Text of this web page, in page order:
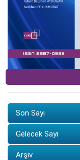
Son Sayı
Gelecek Sayı
Arşiv